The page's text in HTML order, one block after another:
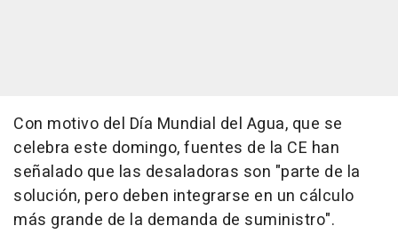
Con motivo del Día Mundial del Agua, que se
celebra este domingo, fuentes de la CE han
señalado que las desaladoras son "parte de la
solución, pero deben integrarse en un cálculo
más grande de la demanda de suministro".